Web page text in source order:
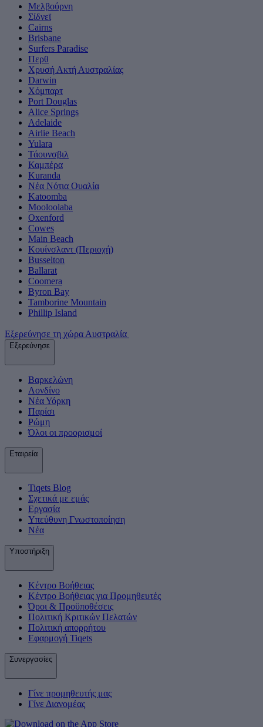
Μελβούρνη
Σίδνεϊ
Cairns
Brisbane
Surfers Paradise
Περθ
Χρυσή Ακτή Αυστραλίας
Darwin
Χόμπαρτ
Port Douglas
Alice Springs
Adelaide
Airlie Beach
Yulara
Τάουνσβιλ
Καμπέρα
Kuranda
Νέα Νότια Ουαλία
Katoomba
Mooloolaba
Oxenford
Cowes
Main Beach
Κουίνσλαντ (Περιοχή)
Busselton
Ballarat
Coomera
Byron Bay
Tamborine Mountain
Phillip Island
Εξερεύνησε τη χώρα Αυστραλία
Εξερεύνησε
Βαρκελώνη
Λονδίνο
Νέα Υόρκη
Παρίσι
Ρώμη
Όλοι οι προορισμοί
Εταιρεία
Tiqets Βlog
Σχετικά με εμάς
Εργασία
Υπεύθυνη Γνωστοποίηση
Νέα
Υποστήριξη
Κέντρο Βοήθειας
Κέντρο Βοήθειας για Προμηθευτές
Όροι & Προϋποθέσεις
Πολιτική Κριτικών Πελατών
Πολιτική απορρήτου
Εφαρμογή Tiqets
Συνεργασίες
Γίνε προμηθευτής μας
Γίνε Διανομέας